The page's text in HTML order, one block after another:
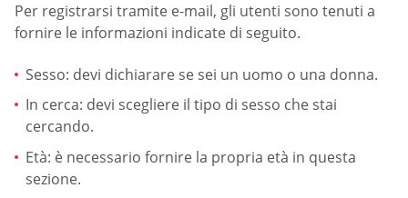
Per registrarsi tramite e-mail, gli utenti sono tenuti a
fornire le informazioni indicate di seguito.
Sesso: devi dichiarare se sei un uomo o una donna.
In cerca: devi scegliere il tipo di sesso che stai
cercando.
Età: è necessario fornire la propria età in questa
sezione.